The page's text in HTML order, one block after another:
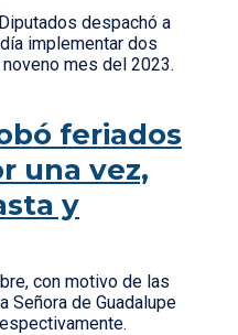
despachó a
implementar dos
mes del 2023.
feriados
una vez,
y
con motivo de las
Señora de Guadalupe